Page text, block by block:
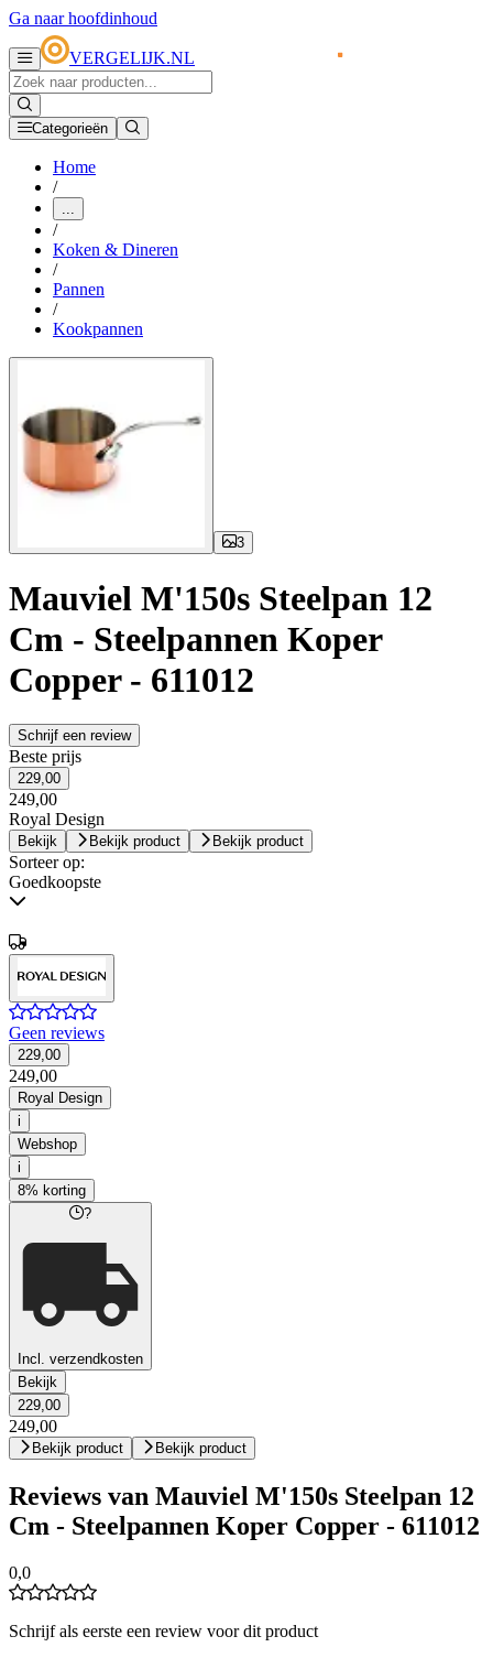
Ga naar hoofdinhoud
VERGELIJK.NL
Categorieën
Home
/
...
/
Koken & Dineren
/
Pannen
/
Kookpannen
3
Mauviel M'150s Steelpan 12
Cm - Steelpannen Koper
Copper - 611012
Schrijf een review
Beste prijs
229,00
249,00
Royal Design
Bekijk Bekijk product Bekijk product
Sorteer op:
Goedkoopste
Geen reviews
229,00
249,00
Royal Design
i
Webshop
i
8% korting
?
Incl. verzendkosten
Bekijk
229,00
249,00
Bekijk product Bekijk product
Reviews van Mauviel M'150s Steelpan 12
Cm - Steelpannen Koper Copper - 611012
0,0
Schrijf als eerste een review voor dit product